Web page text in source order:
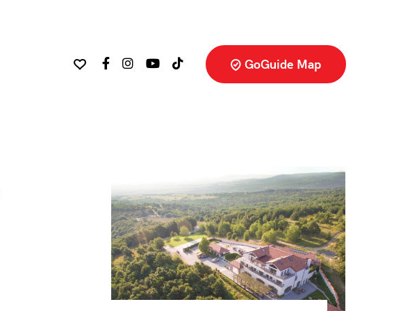
GoGuide Map